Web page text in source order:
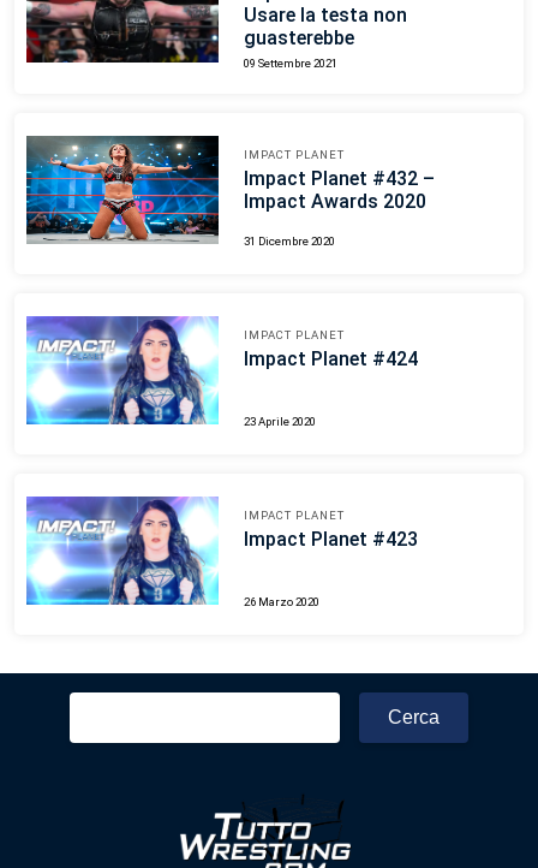
Usare la testa non
guasterebbe
09 Settembre 2021
IMPACT PLANET
Impact Planet #432 –
Impact Awards 2020
31 Dicembre 2020
IMPACT PLANET
Impact Planet #424
23 Aprile 2020
IMPACT PLANET
Impact Planet #423
26 Marzo 2020